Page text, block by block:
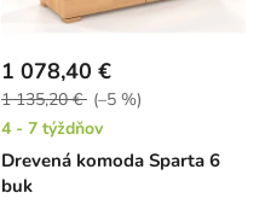
Drevená komoda Sparta 6
buk
1 078,40 €
1 135,20 € (–5 %)
4 - 7 týždňov